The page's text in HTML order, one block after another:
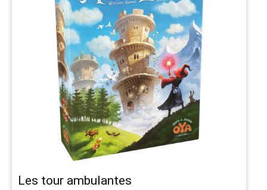
Les tour ambulantes